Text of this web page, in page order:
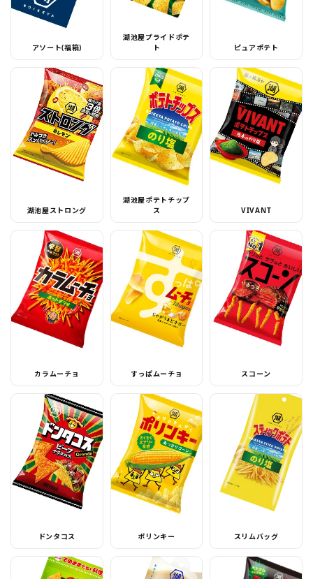
アソート(福箱)
湖池屋プライドポテ
ト
ピュアポテト
湖池屋ストロング
湖池屋ポテトチップ
ス
VIVANT
カラムーチョ すっぱムーチョ スコーン
ドンタコス ポリンキー スリムバッグ